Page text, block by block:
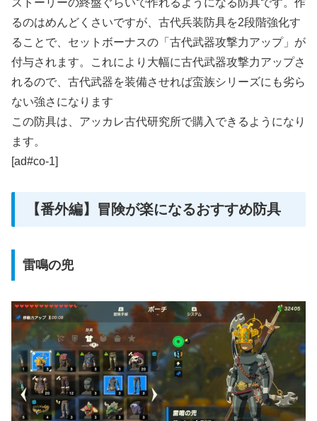
ストーリーの終盤ぐらいで作れるようになる防具です。作
るのはめんどくさいですが、古代兵装防具を2段階強化す
ることで、セットボーナスの「古代武器攻撃力アップ」が
付与されます。これにより大幅に古代武器攻撃力アップさ
れるので、古代武器を装備させれば蛮族シリーズにも劣ら
ない強さになります
この防具は、アッカレ古代研究所で購入できるようになり
ます。
[ad#co-1]
【番外編】冒険が楽になるおすすめ防具
雷鳴の兜